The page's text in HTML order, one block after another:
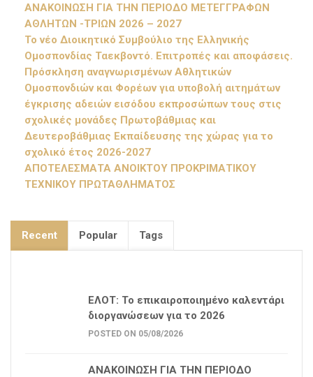
ΑΝΑΚΟΙΝΩΣΗ ΓΙΑ ΤΗΝ ΠΕΡΙΟΔΟ ΜΕΤΕΓΓΡΑΦΩΝ
ΑΘΛΗΤΩΝ -ΤΡΙΩΝ 2026 – 2027
Το νέο Διοικητικό Συμβούλιο της Ελληνικής
Ομοσπονδίας Ταεκβοντό. Επιτροπές και αποφάσεις.
Πρόσκληση αναγνωρισμένων Αθλητικών
Ομοσπονδιών και Φορέων για υποβολή αιτημάτων
έγκρισης αδειών εισόδου εκπροσώπων τους στις
σχολικές μονάδες Πρωτοβάθμιας και
Δευτεροβάθμιας Εκπαίδευσης της χώρας για το
σχολικό έτος 2026-2027
ΑΠΟΤΕΛΕΣΜΑΤΑ ΑΝΟΙΚΤΟΥ ΠΡΟΚΡΙΜΑΤΙΚΟΥ
ΤΕΧΝΙΚΟΥ ΠΡΩΤΑΘΛΗΜΑΤΟΣ
Recent Popular Tags
ΕΛΟΤ: Το επικαιροποιημένο καλεντάρι
διοργανώσεων για το 2026
POSTED ON 05/08/2026
ΑΝΑΚΟΙΝΩΣΗ ΓΙΑ ΤΗΝ ΠΕΡΙΟΔΟ